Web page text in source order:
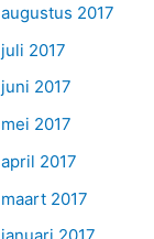
augustus 2017
juli 2017
juni 2017
mei 2017
april 2017
maart 2017